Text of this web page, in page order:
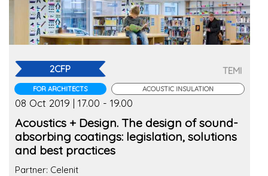
2CFP
FOR ARCHITECTS
TEMI
ACOUSTIC INSULATION
08 Oct 2019 | 17.00 - 19.00
Acoustics + Design. The design of sound-
absorbing coatings: legislation, solutions
and best practices
Partner: Celenit